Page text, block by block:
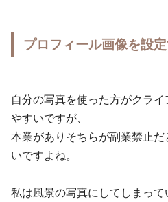
プロフィール画像を設
自分の写真を使った方がクラ
やすいですが、
本業がありそちらが副業禁止
いですよね。
私は風景の写真にしてしまって